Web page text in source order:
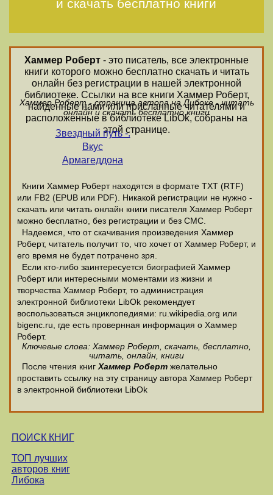
и скачать бесплатно книги
Хаммер Роберт - это писатель, все электронные
книги которого можно бесплатно скачать и читать
онлайн без регистрации в нашей электронной
библиотеке. Ссылки на все книги Хаммер Роберт,
найденные нами или присланные читателями и
расположенные в библиотеке LibOk, собраны на
этой странице.
Хаммер Роберт - страница автора на Либоке - читать
онлайн и скачать бесплатно книги
Звездный путь -.
Вкус
Армагеддона
Книги Хаммер Роберт находятся в формате ТХТ (RTF)
или FB2 (EPUB или PDF). Никакой регистрации не нужно -
скачать или читать онлайн книги писателя Хаммер Роберт
можно бесплатно, без регистрации и без СМС.
Надеемся, что от скачивания произведения Хаммер
Роберт, читатель получит то, что хочет от Хаммер Роберт, и
его время не будет потрачено зря.
Если кто-либо заинтересуется биографией Хаммер
Роберт или интересными моментами из жизни и
творчества Хаммер Роберт, то администрация
электронной библиотеки LibOk рекомендует
воспользоваться энциклопедиями: ru.wikipedia.org или
bigenc.ru, где есть провернная информация о Хаммер
Роберт.
Ключевые слова: Хаммер Роберт, скачать, бесплатно,
читать, онлайн, книги
После чтения книгХаммер Роберт желательно
проставить ссылку на эту страницу автора Хаммер Роберт
в электронной библиотеки LibOk
ПОИСК КНИГ
ТОП лучших
авторов книг
Либока